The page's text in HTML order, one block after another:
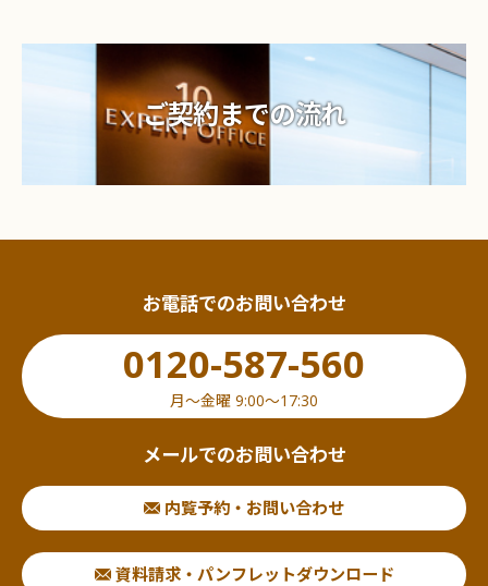
ご契約までの流れ
お電話でのお問い合わせ
0120-587-560
月〜金曜 9:00〜17:30
メールでのお問い合わせ
内覧予約・お問い合わせ
資料請求・パンフレットダウンロード